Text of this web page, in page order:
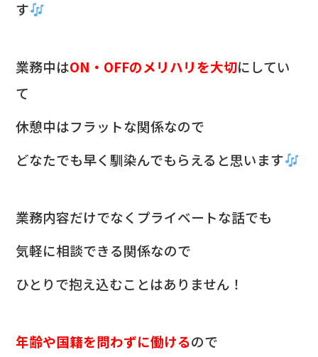
す
業務中はON・OFFのメリハリを大切にしてい
て
休憩中はフラットな関係なので
どなたでも早く馴染んでもらえると思います
業務内容だけでなくプライベートな話でも
気軽に相談できる関係なので
ひとりで抱え込むことはありません！
年齢や国籍を問わずに働けるので